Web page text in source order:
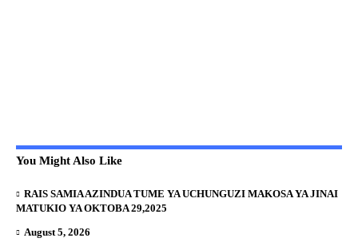
You Might Also Like
RAIS SAMIA AZINDUA TUME YA UCHUNGUZI MAKOSA YA JINAI
MATUKIO YA OKTOBA 29,2025
August 5, 2026